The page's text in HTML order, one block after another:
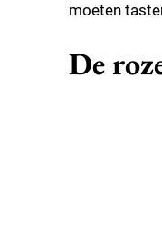
moeten
De